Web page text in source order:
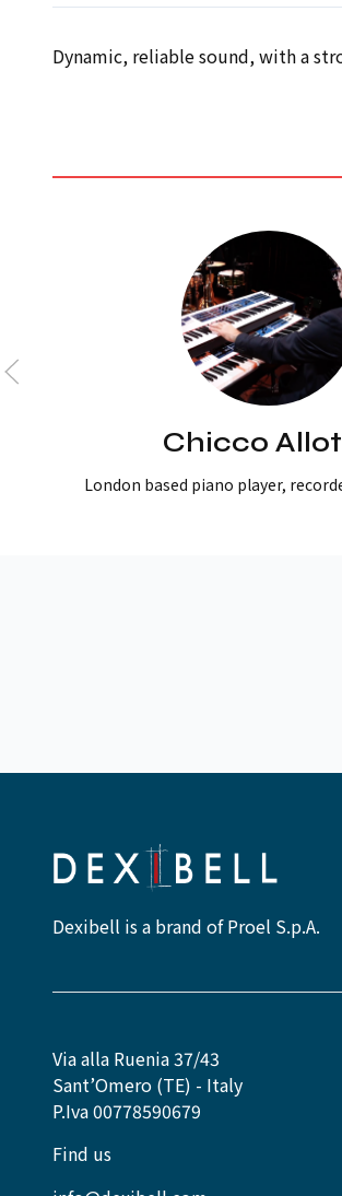
Dynamic, reliable sound, with a
Chicco
London based piano player,
Dexibell is a brand of Proel S.p.A.
Via alla Ruenia 37/43
Sant’Omero (TE) - Italy
P.Iva 00778590679
Find us